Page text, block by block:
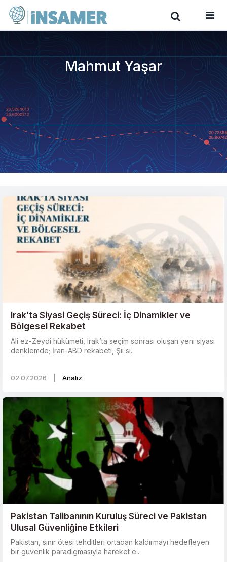
Mahmut Yaşar
Irak’ta Siyasi Geçiş Süreci: İç Dinamikler ve
Bölgesel Rekabet
Ali ez-Zeydi hükümeti, Irak’ta seçim sonrası oluşan yeni siyasi
denklemde; İran-ABD rekabeti, Şii si..
02.07.2026 Analiz
Pakistan Talibanının Kuruluş Süreci ve Pakistan
Ulusal Güvenliğine Etkileri
Pakistan, sınır ötesi tehditleri ortadan kaldırmayı hedefleyen
bir güvenlik paradigmasıyla hareket e..